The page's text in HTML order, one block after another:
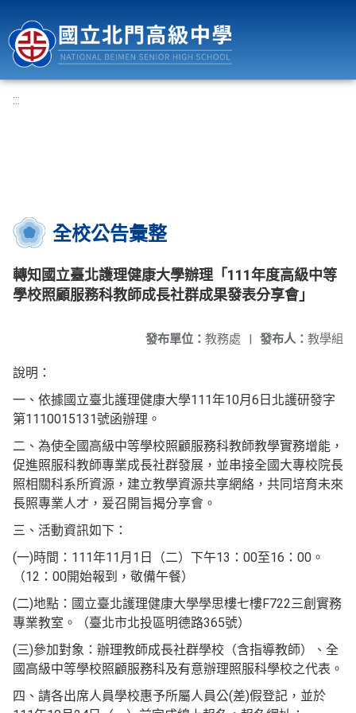
:::
全校公告彙整
轉知國立臺北護理健康大學辦理「111年度高級中等
學校照顧服務科教師成長社群成果發表分享會」
發布人： 教學組
發布單位： 教務處 |
說明：
一、依據國立臺北護理健康大學111年10月6日北護研發字
第1110015131號函辦理。
二、為使全國高級中等學校照顧服務科教師教學實務增能，
促進照服科教師專業成長社群發展，並串接全國大專校院長
照相關科系所資源，建立教學資源共享網絡，共同培育未來
長照專業人才，爰召開旨揭分享會。
三、活動資訊如下：
(一)時間：111年11月1日（二）下午13：00至16：00。
（12：00開始報到，敬備午餐）
(二)地點：國立臺北護理健康大學學思樓七樓F722三創實務
專業教室。（臺北市北投區明德路365號）
(三)參加對象：辦理教師成長社群學校（含指導教師）、全
國高級中等學校照顧服務科及有意辦理照服科學校之代表。
四、請各出席人員學校惠予所屬人員公(差)假登記，並於